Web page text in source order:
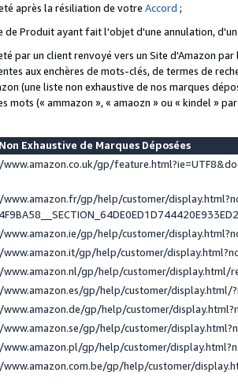
après la résiliation de votre Accord ;
de Produit ayant fait l'objet d'une annulation,
par un client renvoyé vers un Site d'Amazon
aux enchères de mots-clés, de termes de
(une liste non exhaustive de nos marques
mots (« ammazon », « amaozn » ou « kindel »
Exhaustive de Marques Déposées
gp/
gp/help/customer/
gp/help/customer/
gp/help/customer/
gp/help/customer/display.html/
gp/help/customer/display.html/
gp/help/customer/
gp/help/customer/
gp/help/customer/
gp/help/customer/